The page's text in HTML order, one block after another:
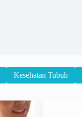
Kesehatan Tubuh